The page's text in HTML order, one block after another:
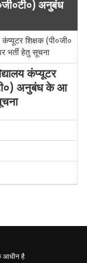
अनुबंध
शिक्षक (पी०जी०
भर्ती हेतु सूचना
कंप्यूटर
अनुबंध के आ
आधीन है